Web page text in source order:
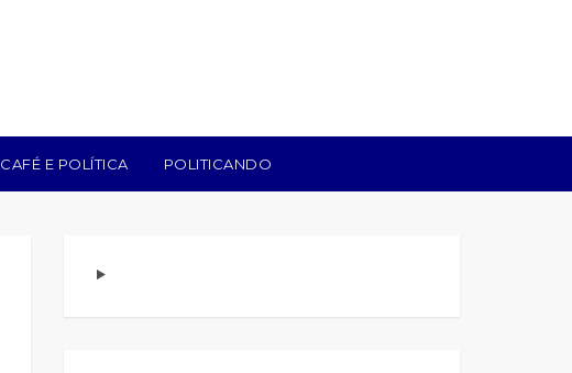
CAFÉ E POLÍTICA POLITICANDO